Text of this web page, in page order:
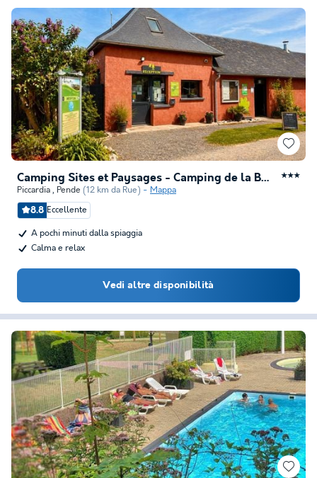
Camping Sites et Paysages - Camping de la Baie ★★★
Piccardia , Pende (12 km da Rue) Mappa
8.8 Eccellente
A pochi minuti dalla spiaggia
Calma e relax
Vedi altre disponibilità